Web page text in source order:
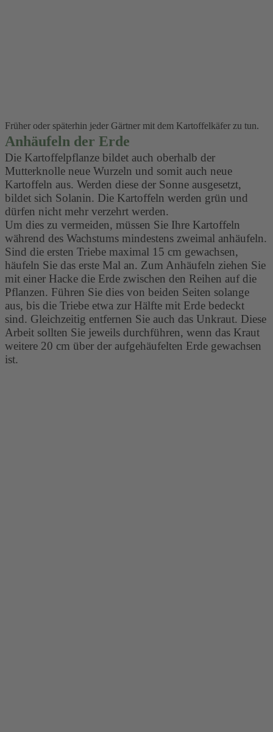
Früher oder späterhin jeder Gärtner mit dem Kartoffelkäfer zu tun.
Anhäufeln der Erde
Die Kartoffelpflanze bildet auch oberhalb der
Mutterknolle neue Wurzeln und somit auch neue
Kartoffeln aus. Werden diese der Sonne ausgesetzt,
bildet sich Solanin. Die Kartoffeln werden grün und
dürfen nicht mehr verzehrt werden.
Um dies zu vermeiden, müssen Sie Ihre Kartoffeln
während des Wachstums mindestens zweimal anhäufeln.
Sind die ersten Triebe maximal 15 cm gewachsen,
häufeln Sie das erste Mal an. Zum Anhäufeln ziehen Sie
mit einer Hacke die Erde zwischen den Reihen auf die
Pflanzen. Führen Sie dies von beiden Seiten solange
aus, bis die Triebe etwa zur Hälfte mit Erde bedeckt
sind. Gleichzeitig entfernen Sie auch das Unkraut. Diese
Arbeit sollten Sie jeweils durchführen, wenn das Kraut
weitere 20 cm über der aufgehäufelten Erde gewachsen
ist.